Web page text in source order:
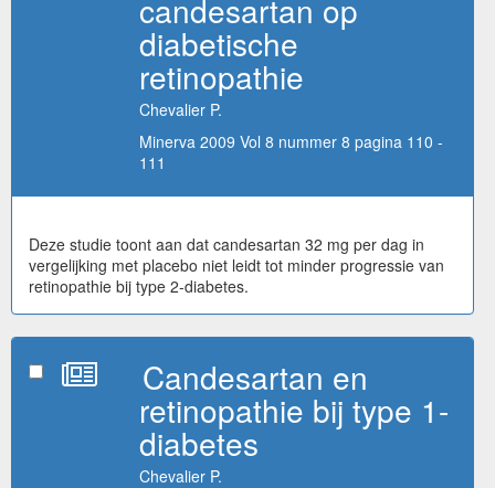
candesartan op
diabetische
retinopathie
Chevalier P.
Minerva 2009 Vol 8 nummer 8 pagina 110 -
111
Deze studie toont aan dat candesartan 32 mg per dag in
vergelijking met placebo niet leidt tot minder progressie van
retinopathie bij type 2-diabetes.
Candesartan en
retinopathie bij type 1-
diabetes
Chevalier P.